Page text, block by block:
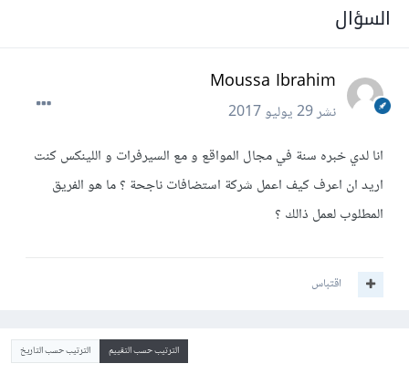
السؤال
Moussa Ibrahim
نشر29 يوليو 2017
انا لدي خبره سنة في مجال المواقع و مع السيرفرات و اللينكس كنت
اريد ان اعرف كيف اعمل شركة استضافات ناجحة ؟ ما هو الفريق
المطلوب لعمل ذالك ؟
اقتباس
الترتيب حسب التقييم الترتيب حسب التاريخ